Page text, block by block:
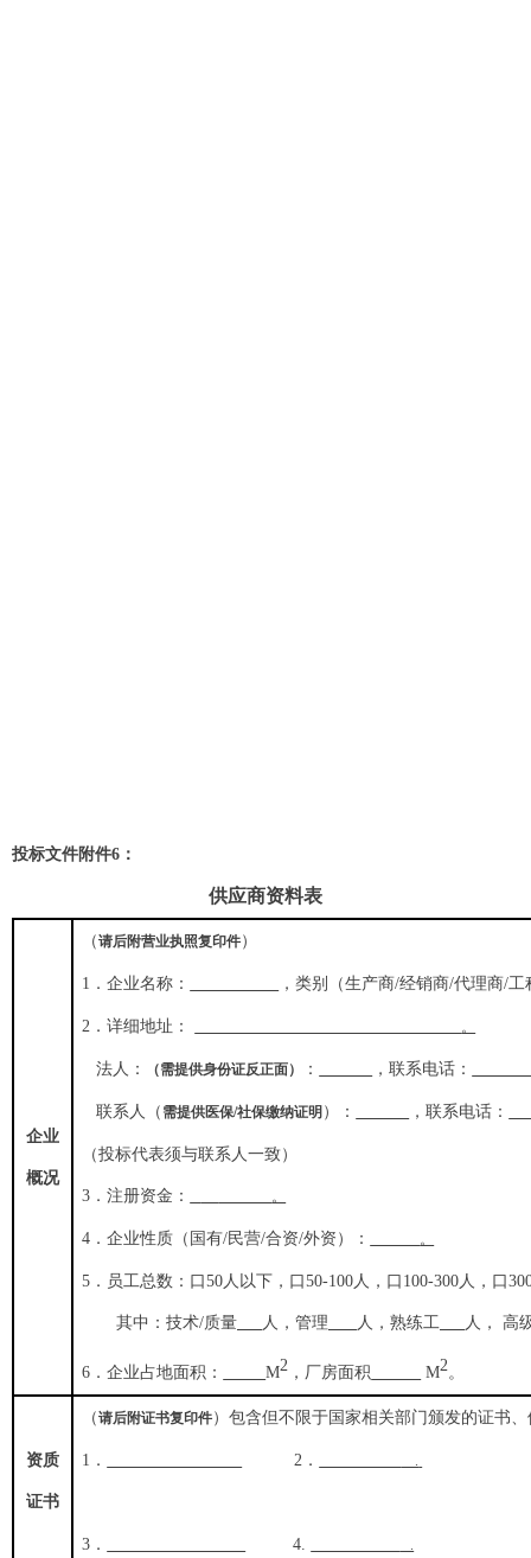
投标文件附件6 ：
供应商资料表
企业
概况
（请后附营业执照复印件）
1 ．企业名称： ，类别 （生产商/经销商/代理商/工
2 ．详细地址： 。
法人： （需提供身份证反正面） ： ，联系电话：
联系人 （ 需提供医保/社保缴纳证明 ） ： ，联系电话：
（投标代表须与联系人一致）
3 ．注册资金： 。
4 ．企业性质 （ 国有/民营/合资/外资 ） ： 。
5 ．员工总数：口50人以下 ， 口50-100人，口 100-300人，口
其中：技术/质量 人，管理 人，熟练工 人， 高
6 ．企业占地面积： M2 ，厂房面积 M2。
资质
证书
（请后附证书复印件）包含但不限于国家相关部门颁发的证书
1 ． 2 ． .
3 ． 4. .